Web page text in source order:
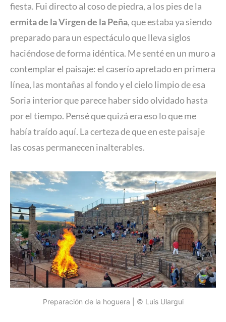
fiesta. Fui directo al coso de piedra, a los pies de la
ermita de la Virgen de la Peña, que estaba ya siendo
preparado para un espectáculo que lleva siglos
haciéndose de forma idéntica. Me senté en un muro a
contemplar el paisaje: el caserío apretado en primera
línea, las montañas al fondo y el cielo limpio de esa
Soria interior que parece haber sido olvidado hasta
por el tiempo. Pensé que quizá era eso lo que me
había traído aquí. La certeza de que en este paisaje
las cosas permanecen inalterables.
Preparación de la hoguera | © Luis Ulargui